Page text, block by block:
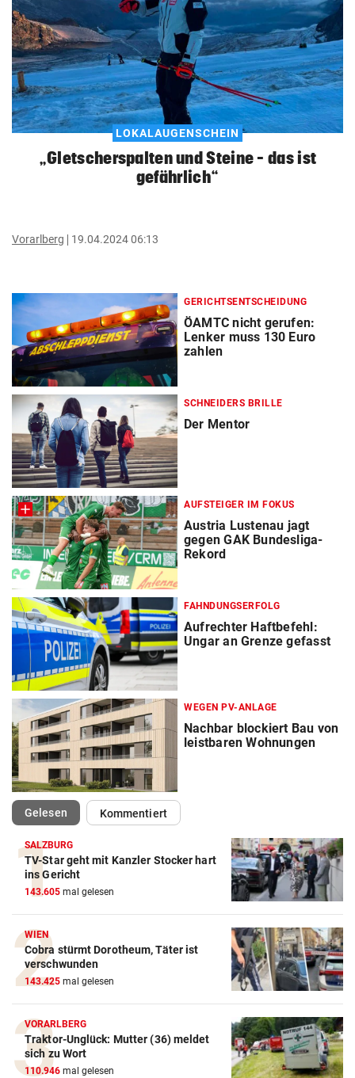
LOKALAUGENSCHEIN
„Gletscherspalten und Steine – das ist
gefährlich“
Vorarlberg 19.04.2024 06:13
GERICHTSENTSCHEIDUNG
ÖAMTC nicht gerufen:
Lenker muss 130 Euro
zahlen
SCHNEIDERS BRILLE
Der Mentor
AUFSTEIGER IM FOKUS
Austria Lustenau jagt
gegen GAK Bundesliga-
Rekord
FAHNDUNGSERFOLG
Aufrechter Haftbefehl:
Ungar an Grenze gefasst
WEGEN PV-ANLAGE
Nachbar blockiert Bau von
leistbaren Wohnungen
Gelesen(ausgewählt)Kommentiert
SALZBURG
TV-Star geht mit Kanzler Stocker hart
ins Gericht
143.605 mal gelesen
WIEN
Cobra stürmt Dorotheum, Täter ist
verschwunden
143.425 mal gelesen
VORARLBERG
Traktor-Unglück: Mutter (36) meldet
sich zu Wort
110.946 mal gelesen